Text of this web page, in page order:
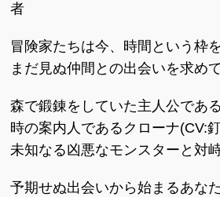
者
冒険家たちは今、時間という枠
まだ見ぬ仲間との出会いを求め
森で鍛錬をしていた主人公であ
時の案内人であるクローナ(CV:
未知なる凶悪なモンスターと対
予期せぬ出会いから始まるあな